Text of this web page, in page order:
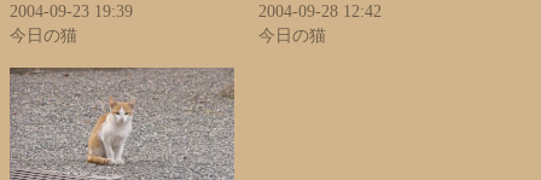
2004-09-23 19:39
今日の猫
2004-09-28 12:42
今日の猫